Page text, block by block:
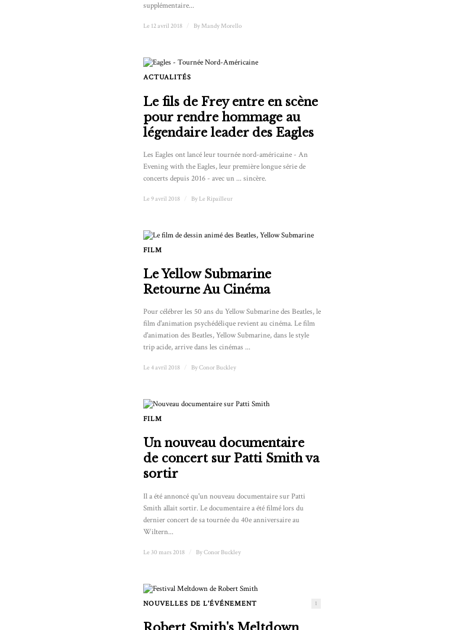
supplémentaire...
Le 12 avril 2018 By Mandy Morello
ACTUALITÉS
Le fils de Frey entre en scène
pour rendre hommage au
légendaire leader des Eagles
Les Eagles ont lancé leur tournée nord-américaine - An
Evening with the Eagles, leur première longue série de
concerts depuis 2016 - avec un ... sincère.
Le 9 avril 2018 By Le Ripailleur
FILM
Le Yellow Submarine
Retourne Au Cinéma
Pour célébrer les 50 ans du Yellow Submarine des Beatles, le
film d'animation psychédélique revient au cinéma. Le film
d'animation des Beatles, Yellow Submarine, dans le style
trip acide, arrive dans les cinémas ...
Le 4 avril 2018 ByConor Buckley
FILM
Un nouveau documentaire
de concert sur Patti Smith va
sortir
Il a été annoncé qu'un nouveau documentaire sur Patti
Smith allait sortir. Le documentaire a été filmé lors du
dernier concert de sa tournée du 40e anniversaire au
Wiltern...
Le 30 mars 2018 ByConor Buckley
NOUVELLES DE L'ÉVÉNEMENT 1